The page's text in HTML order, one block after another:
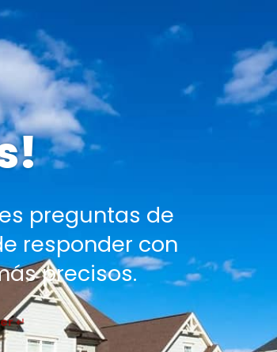
preguntas de
responder con
precisos.
↵